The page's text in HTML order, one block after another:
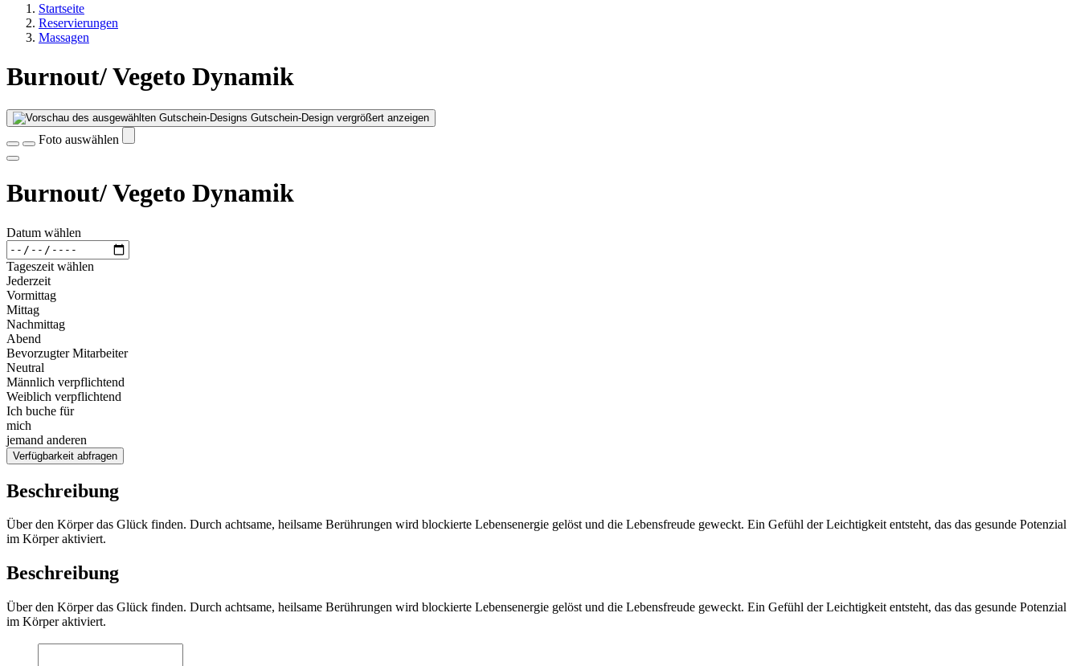
Startseite
Reservierungen
Massagen
Burnout/ Vegeto Dynamik
Gutschein-Design vergrößert anzeigen
Foto auswählen
Burnout/ Vegeto Dynamik
Datum wählen
Tageszeit wählen
Jederzeit
Vormittag
Mittag
Nachmittag
Abend
Bevorzugter Mitarbeiter
Neutral
Männlich verpflichtend
Weiblich verpflichtend
Ich buche für
mich
jemand anderen
Verfügbarkeit abfragen
Beschreibung
Über den Körper das Glück finden. Durch achtsame, heilsame Berührungen wird blockierte Lebensenergie gelöst und die Lebensfreude geweckt. Ein Gefühl der Leichtigkeit entsteht, das das gesunde Potenzial
im Körper aktiviert.
Beschreibung
Über den Körper das Glück finden. Durch achtsame, heilsame Berührungen wird blockierte Lebensenergie gelöst und die Lebensfreude geweckt. Ein Gefühl der Leichtigkeit entsteht, das das gesunde Potenzial
im Körper aktiviert.